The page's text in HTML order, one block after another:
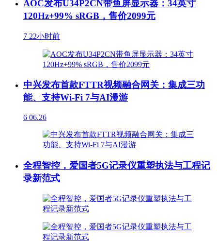
AOC发布U34P2CN带鱼屏显示器：34英寸
120Hz+99% sRGB，售价2099元
7 22小时前
中兴发布首款FTTR视频融合网关：集成三功
能、支持Wi-Fi 7与AI漫游
6 06.26
全程智控，爱国者5G记录仪重塑执法与工程记
录新范式